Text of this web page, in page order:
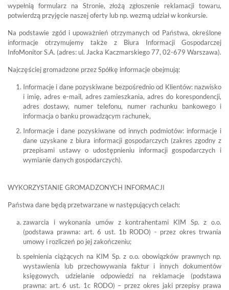
wypełnią formularz na Stronie, złożą zgłoszenie reklamacji towaru,
potwierdzą przyjęcie naszej oferty lub np. wezmą udział w konkursie.
Na podstawie zgód i upoważnień otrzymanych od Państwa, określone
informacje otrzymujemy także z Biura Informacji Gospodarczej
InfoMonitor S.A. (adres: ul. Jacka Kaczmarskiego 77, 02-679 Warszawa).
Najczęściej gromadzone przez Spółkę informacje obejmują:
Informacje i dane pozyskiwane bezpośrednio od Klientów: nazwisko
i imię, adres e-mail, adres zamieszkania, adres do korespondencji,
adres dostawy, numer telefonu, numer rachunku bankowego i
informacja o banku prowadzącym rachunek,
Informacje i dane pozyskiwane od innych podmiotów: informacje i
dane uzyskane z biura informacji gospodarczych (zakres zgodny z
przepisami ustawy o udostępnieniu informacji gospodarczych i
wymianie danych gospodarczych).
WYKORZYSTANIE GROMADZONYCH INFORMACJI
Państwa dane będą przetwarzane w następujących celach:
zawarcia i wykonania umów z kontrahentami KIM Sp. z o.o.
(podstawa prawna: art. 6 ust. 1b RODO) - przez okres trwania
umowy i rozliczeń po jej zakończeniu;
spełnienia ciążących na KIM Sp. z o.o. obowiązków prawnych np.
wystawienia lub przechowywania faktur i innych dokumentów
księgowych, udzielanie odpowiedzi na reklamacje (podstawa
prawna: art. 6 ust. 1c RODO) – przez okres jaki przepisy prawa